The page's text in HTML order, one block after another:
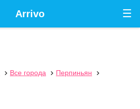
☰
Arrivo
 Все города  Перпиньян
